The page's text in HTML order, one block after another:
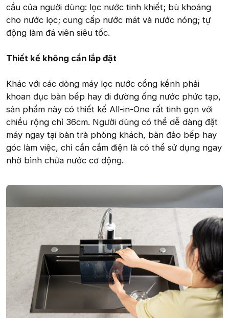
cầu của người dùng: lọc nước tinh khiết; bù khoáng
cho nước lọc; cung cấp nước mát và nước nóng; tự
động làm đá viên siêu tốc.
Thiết kế không cần lắp đặt
Khác với các dòng máy lọc nước cồng kềnh phải
khoan đục bàn bếp hay đi đường ống nước phức tạp,
sản phẩm này có thiết kế All-in-One rất tinh gọn với
chiều rộng chỉ 36cm. Người dùng có thể dễ dàng đặt
máy ngay tại bàn trà phòng khách, bàn đảo bếp hay
góc làm việc, chỉ cần cắm điện là có thể sử dụng ngay
nhờ bình chứa nước cơ động.